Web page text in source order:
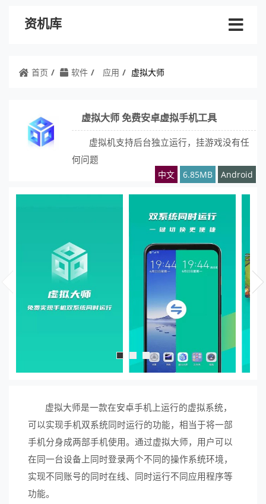
资机库
首页 软件 应用 虚拟大师
虚拟大师 免费安卓虚拟手机工具
虚拟机支持后台独立运行，挂游戏没有任
何问题
中文 6.85MB Android
虚拟大师是一款在安卓手机上运行的虚拟系统，
可以实现手机双系统同时运行的功能，相当于将一部
手机分身成两部手机使用。通过虚拟大师，用户可以
在同一台设备上同时登录两个不同的操作系统环境，
实现不同账号的同时在线、同时运行不同应用程序等
功能。